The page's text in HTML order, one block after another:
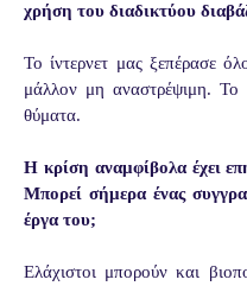
χρήση του διαδικτύου
Το ίντερνετ μας ξεπέρασε
μάλλον μη αναστρέψιμη. Το
θύματα.
Η κρίση αναμφίβολα έχει
Μπορεί σήμερα ένας
έργα του;
Ελάχιστοι μπορούν και